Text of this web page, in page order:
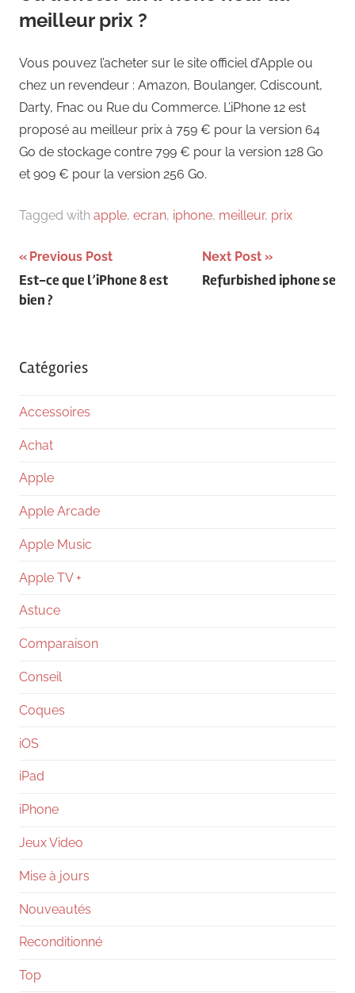
meilleur prix ?
Vous pouvez l’acheter sur le site officiel d’Apple ou
chez un revendeur : Amazon, Boulanger, Cdiscount,
Darty, Fnac ou Rue du Commerce. L’iPhone 12 est
proposé au meilleur prix à 759 € pour la version 64
Go de stockage contre 799 € pour la version 128 Go
et 909 € pour la version 256 Go.
Tagged with apple, ecran, iphone, meilleur, prix
Navigation
de
Previous Post
Est-ce que l’iPhone 8 est
bien ?
Next Post
Refurbished iphone se
Catégories
Accessoires
Achat
Apple
Apple Arcade
Apple Music
Apple TV +
Astuce
Comparaison
Conseil
Coques
iOS
iPad
iPhone
Jeux Video
Mise à jours
Nouveautés
Reconditionné
Top